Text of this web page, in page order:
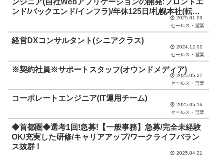
は
の
ま
ま
に
て
だ
さ
ンジニア(自社Webアプリケーションの開発:フロントエ
ンド/バックエンド/インフラ)/年休125日/札幌本社(転勤
2025.01.09
セールス・営業
経営DXコンサルタント(シニアクラス)
2024.12.02
セールス・営業
※契約社員※サポートスタッフ(オウンドメディア)
2025.05.27
セールス・営業
コーポレートエンジニア(IT運用チーム)
2025.05.16
セールス・営業
◆首都圏◆選考1回!急募!【一般事務】急募/完全未経験
OK/充実した研修/キャリアアップ/ワークライフバラン
ス抜群 !
2025.04.21